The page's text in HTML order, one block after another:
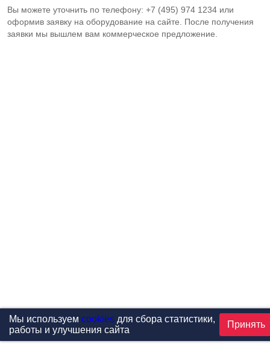
Вы можете уточнить по телефону: +7 (495) 974 1234 или
оформив заявку на оборудование на сайте. После получения
заявки мы вышлем вам коммерческое предложение.
Мы используем cookiesдля сбора статистики,
работы и улучшения сайта
Принять